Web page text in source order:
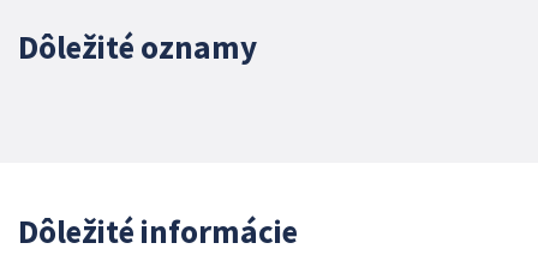
Dôležité oznamy
Dôležité informácie